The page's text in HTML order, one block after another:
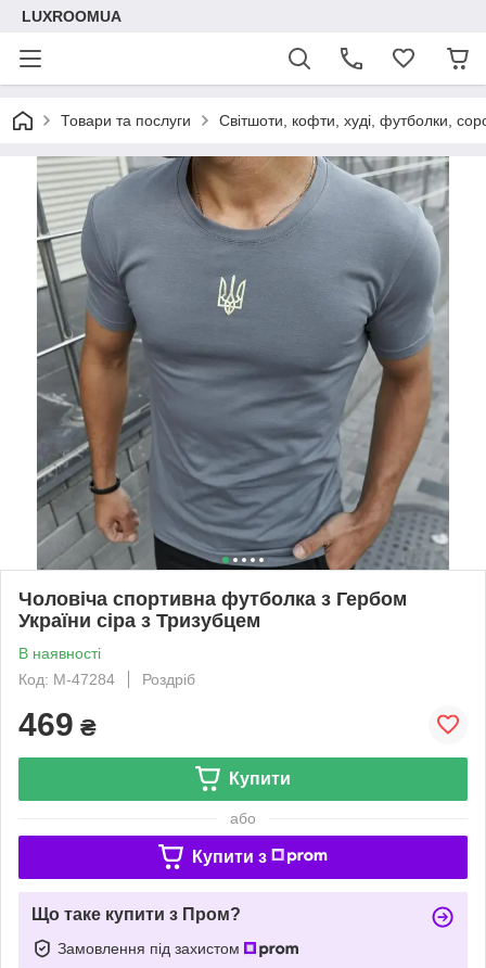
LUXROOMUА
Товари та послуги Світшоти, кофти, худі, футболки,
Чоловіча спортивна футболка з Гербом
України сіра з Тризубцем
В наявності
Код: М-47284
Роздріб
469 ₴
Купити
або
Купити з
Що таке купити з Пром?
Замовлення під захистом